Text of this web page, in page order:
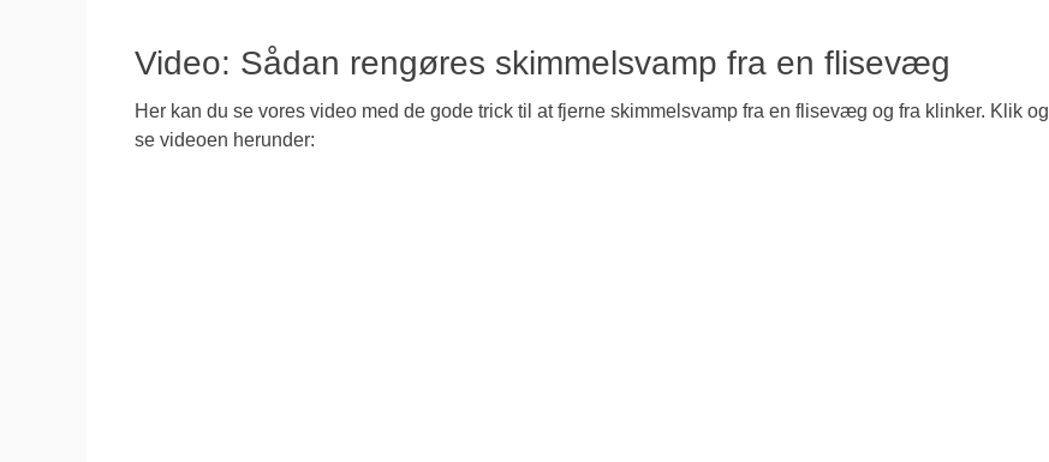
Video: Sådan rengøres skimmelsvamp fra en flisevæg
Her kan du se vores video med de gode trick til at fjerne skimmelsvamp fra en flisevæg og fra klinker. Klik og
se videoen herunder: